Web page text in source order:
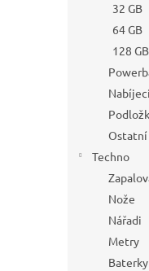
32 GB
64 GB
128 GB
Ostatní
Techno
Nože
Nářadi
Metry
Baterky